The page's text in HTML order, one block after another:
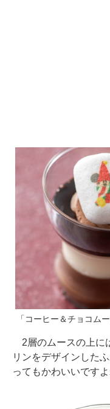
「コーヒー＆チョコム
2層のムースの上に
リンをデザインした
ってもかわいいですよ